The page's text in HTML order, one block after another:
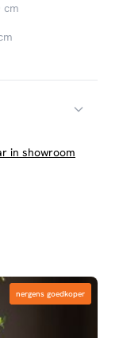
cm
in showroom
nergens goedkoper
nergens goedkoper